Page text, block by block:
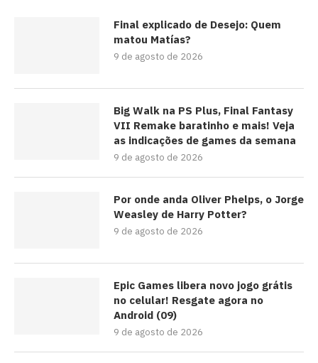
Final explicado de Desejo: Quem
matou Matías?
9 de agosto de 2026
Big Walk na PS Plus, Final Fantasy
VII Remake baratinho e mais! Veja
as indicações de games da semana
9 de agosto de 2026
Por onde anda Oliver Phelps, o Jorge
Weasley de Harry Potter?
9 de agosto de 2026
Epic Games libera novo jogo grátis
no celular! Resgate agora no
Android (09)
9 de agosto de 2026